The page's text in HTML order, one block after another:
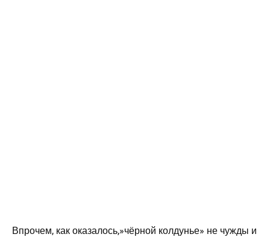
Впрочем, как оказалось,»чёрной колдунье» не чужды и